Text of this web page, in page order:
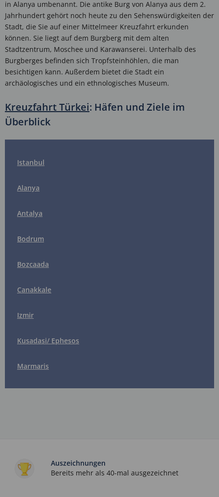
in Alanya umbenannt. Die antike Burg von Alanya aus dem 2.
Jahrhundert gehört noch heute zu den Sehenswürdigkeiten der
Stadt, die Sie auf einer Mittelmeer Kreuzfahrt erkunden
können. Sie liegt auf dem Burgberg mit dem alten
Stadtzentrum, Moschee und Karawanserei. Unterhalb des
Burgberges befinden sich Tropfsteinhöhlen, die man
besichtigen kann. Außerdem bietet die Stadt ein
archäologisches und ein ethnologisches Museum.
Kreuzfahrt Türkei: Häfen und Ziele im
Überblick
Istanbul
Alanya
Antalya
Bodrum
Bozcaada
Canakkale
Izmir
Kusadasi/ Ephesos
Marmaris
Auszeichnungen
Bereits mehr als 40-mal ausgezeichnet